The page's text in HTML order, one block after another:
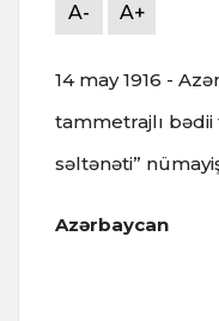
A- A+
14 may 1916 -
tammetrajlı
səltənəti”
Azərbaycan